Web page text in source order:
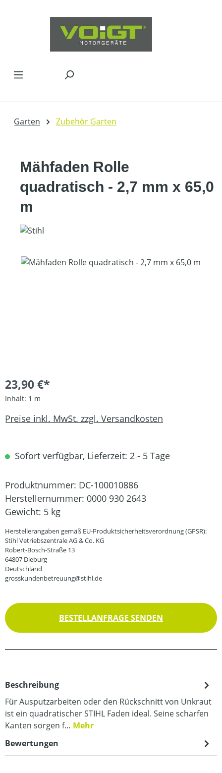
Garten Zubehör Garten
Mähfaden Rolle
quadratisch - 2,7 mm x 65,0
m
Bildergalerie überspringen
23,90 €*
Inhalt: 1 m
Preise inkl. MwSt. zzgl. Versandkosten
Sofort verfügbar, Lieferzeit: 2 - 5 Tage
Produktnummer: DC-100010886
Herstellernummer: 0000 930 2643
Gewicht: 5 kg
Herstellerangaben gemäß EU-Produktsicherheitsverordnung (GPSR):
Stihl Vetriebszentrale AG & Co. KG
Robert-Bosch-Straße 13
64807 Dieburg
Deutschland
grosskundenbetreuung@stihl.de
BESTELLANFRAGE SENDEN
Beschreibung
Für Ausputzarbeiten oder den Rückschnitt von Unkraut
ist ein quadratischer STIHL Faden ideal. Seine scharfen
Kanten sorgen f… Mehr
Bewertungen